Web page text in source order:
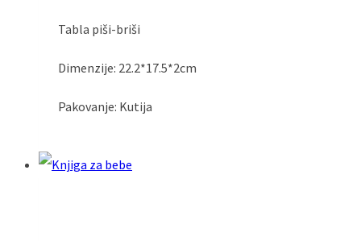
Tabla piši-briši
Dimenzije: 22.2*17.5*2cm
Pakovanje: Kutija